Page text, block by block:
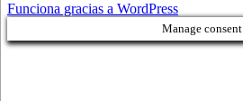
Funciona gracias a WordPress
Manage consent